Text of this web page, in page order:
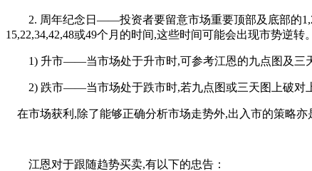
2. 周年纪念日——投资者要留意市场重要顶部及底部的
15,22,34,42,48或49个月的时间,这些时间可能会出现市势逆转
1) 升市——当市场处于升市时,可参考江恩的九点图及三天
2) 跌市——当市场处于跌市时,若九点图或三天图上破对上
在市场获利,除了能够正确分析市场走势外,出入市的策略亦
江恩对于跟随趋势买卖,有以下的忠告：